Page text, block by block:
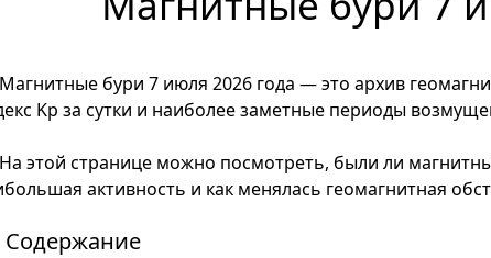
Магнитные бури 7 июля 2026 года — это архив
Kp за сутки и наиболее заметные периоды
На этой странице можно посмотреть, были ли
активность и как менялась геомагнитная
Содержание